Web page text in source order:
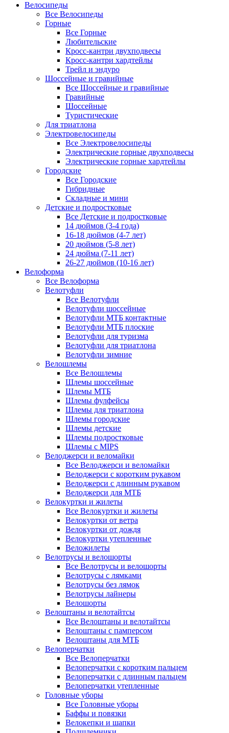
Велосипеды
Все Велосипеды
Горные
Все Горные
Любительские
Кросс-кантри двухподвесы
Кросс-кантри хардтейлы
Трейл и эндуро
Шоссейные и гравийные
Все Шоссейные и гравийные
Гравийные
Шоссейные
Туристические
Для триатлона
Электровелосипеды
Все Электровелосипеды
Электрические горные двухподвесы
Электрические горные хардтейлы
Городские
Все Городские
Гибридные
Складные и мини
Детские и подростковые
Все Детские и подростковые
14 дюймов (3-4 года)
16-18 дюймов (4-7 лет)
20 дюймов (5-8 лет)
24 дюйма (7-11 лет)
26-27 дюймов (10-16 лет)
Велоформа
Все Велоформа
Велотуфли
Все Велотуфли
Велотуфли шоссейные
Велотуфли МТБ контактные
Велотуфли МТБ плоские
Велотуфли для туризма
Велотуфли для триатлона
Велотуфли зимние
Велошлемы
Все Велошлемы
Шлемы шоссейные
Шлемы МТБ
Шлемы фулфейсы
Шлемы для триатлона
Шлемы городские
Шлемы детские
Шлемы подростковые
Шлемы с MIPS
Велоджерси и веломайки
Все Велоджерси и веломайки
Велоджерси с коротким рукавом
Велоджерси с длинным рукавом
Велоджерси для МТБ
Велокуртки и жилеты
Все Велокуртки и жилеты
Велокуртки от ветра
Велокуртки от дождя
Велокуртки утепленные
Веложилеты
Велотрусы и велошорты
Все Велотрусы и велошорты
Велотрусы с лямками
Велотрусы без лямок
Велотрусы лайнеры
Велошорты
Велоштаны и велотайтсы
Все Велоштаны и велотайтсы
Велоштаны с памперсом
Велоштаны для МТБ
Велоперчатки
Все Велоперчатки
Велоперчатки с коротким пальцем
Велоперчатки с длинным пальцем
Велоперчатки утепленные
Головные уборы
Все Головные уборы
Баффы и повязки
Велокепки и шапки